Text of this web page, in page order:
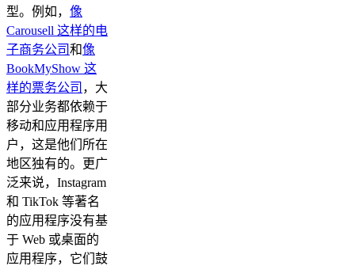
型。例如， 像
Carousell 这样的电
子商务公司和像
BookMyShow 这
样的票务公司 ，大
部分业务都依赖于
移动和应用程序用
户，这是他们所在
地区独有的。更广
泛来说，Instagram
和 TikTok 等著名
的应用程序没有基
于 Web 或桌面的
应用程序，它们鼓